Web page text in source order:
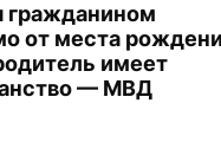
гражданином
от места
имеет
— МВД